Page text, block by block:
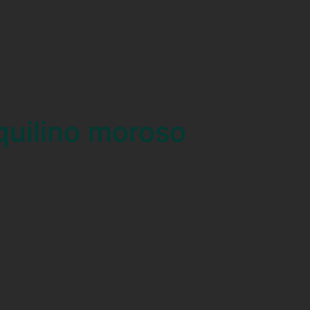
moroso